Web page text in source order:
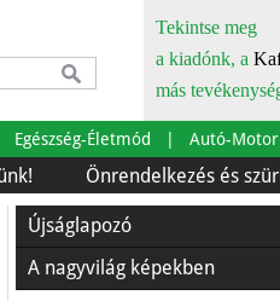
Tekintse meg
a kiadónk, a
más
Egészség-Életmód Autó-Motor
Önrendelkezés és szürkebarát
Újságlapozó
A nagyvilág képekben